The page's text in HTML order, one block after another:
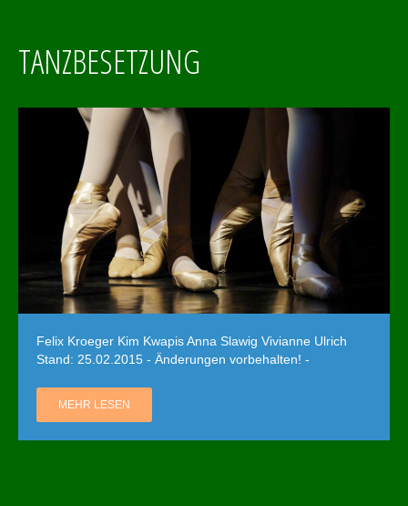
TANZBESETZUNG
Felix Kroeger Kim Kwapis Anna Slawig Vivianne Ulrich
Stand: 25.02.2015 - Änderungen vorbehalten! -
MEHR LESEN